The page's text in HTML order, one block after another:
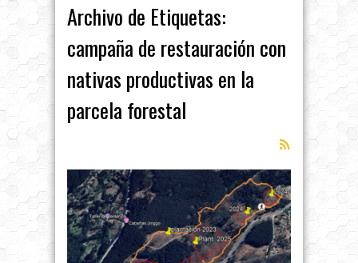
Archivo de Etiquetas:
campaña de restauración con
nativas productivas en la
parcela forestal